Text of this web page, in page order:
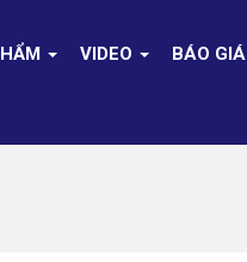
VIDEO BÁO GIÁ